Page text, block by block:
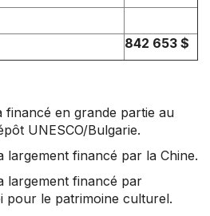
842 653 $
en grande partie au
UNESCO/Bulgarie.
financé par la Chine.
financé par
pour le patrimoine culturel.